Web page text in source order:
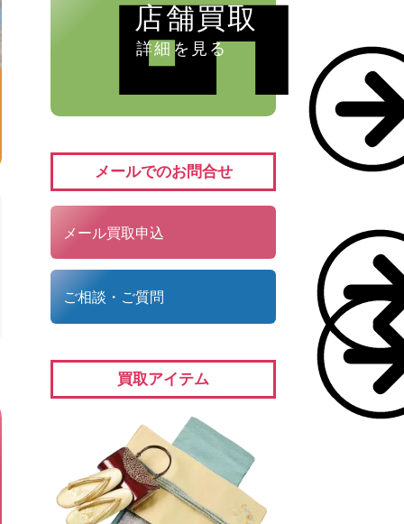
店舗買取
詳細を見る
メールでのお問合せ
メール買取申込
ご相談・ご質問
買取アイテム